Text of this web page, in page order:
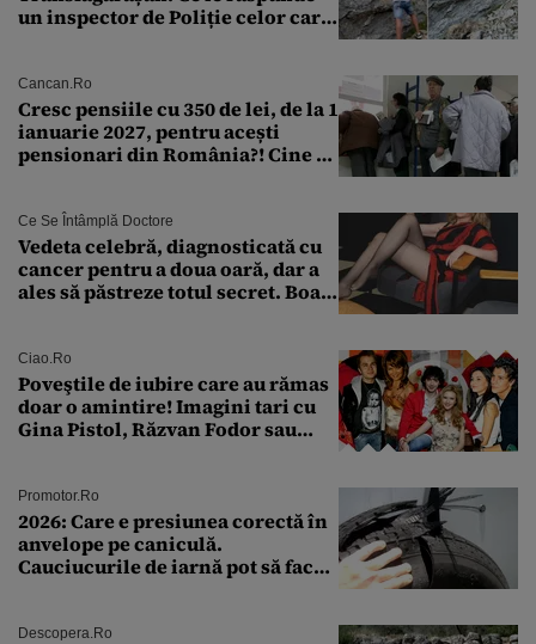
un inspector de Poliție celor care
Cancan.ro
Cresc pensiile cu 350 de lei, de la 1
ianuarie 2027, pentru acești
pensionari din România?! Cine se
Ce Se Întâmplă Doctore
Vedeta celebră, diagnosticată cu
cancer pentru a doua oară, dar a
ales să păstreze totul secret. Boala
Ciao.ro
Poveştile de iubire care au rămas
doar o amintire! Imagini tari cu
Gina Pistol, Răzvan Fodor sau
Promotor.ro
2026: Care e presiunea corectă în
anvelope pe caniculă.
Cauciucurile de iarnă pot să facă
Descopera.ro